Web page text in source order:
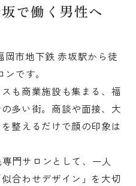
で働く男性へ
岡市地下鉄 赤坂駅から徒
です。
も商業施設も集まる、福
多い街。商談や面接、大
整えるだけで顔の印象は
門サロンとして、一人
合わせデザイン」を大切